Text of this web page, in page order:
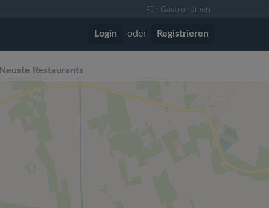
Für Gastronomen
Login oder Registrieren
Neuste Restaurants